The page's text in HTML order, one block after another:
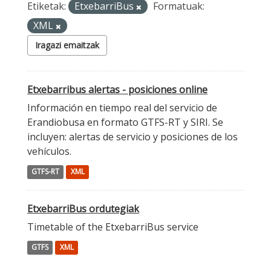
Etiketak: EtxebarriBus
Formatuak:
XML
Iragazi emaitzak
Etxebarribus alertas - posiciones online
Información en tiempo real del servicio de
Erandiobusa en formato GTFS-RT y SIRI. Se
incluyen: alertas de servicio y posiciones de los
vehículos.
GTFS-RT XML
EtxebarriBus ordutegiak
Timetable of the EtxebarriBus service
GTFS XML